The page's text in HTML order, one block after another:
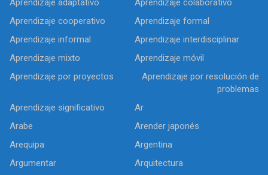
Aprendizaje cooperativo
Aprendizaje formal
Aprendizaje informal
Aprendizaje interdisciplinar
Aprendizaje mixto
Aprendizaje móvil
Aprendizaje por proyectos
Aprendizaje por resolución de
problemas
Aprendizaje significativo
Ar
Arabe
Arender japonés
Arequipa
Argentina
Argumentar
Arquitectura